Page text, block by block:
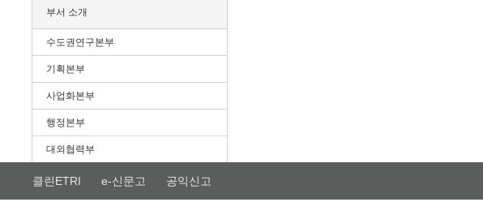
부서 소개
수도권연구본부
기획본부
사업화본부
행정본부
대외협력부
클린ETRI e-신문고 공익신고